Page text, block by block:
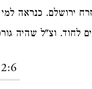
ירושלם. כנראה
לחוד. וצ"ל שהיה
2:6